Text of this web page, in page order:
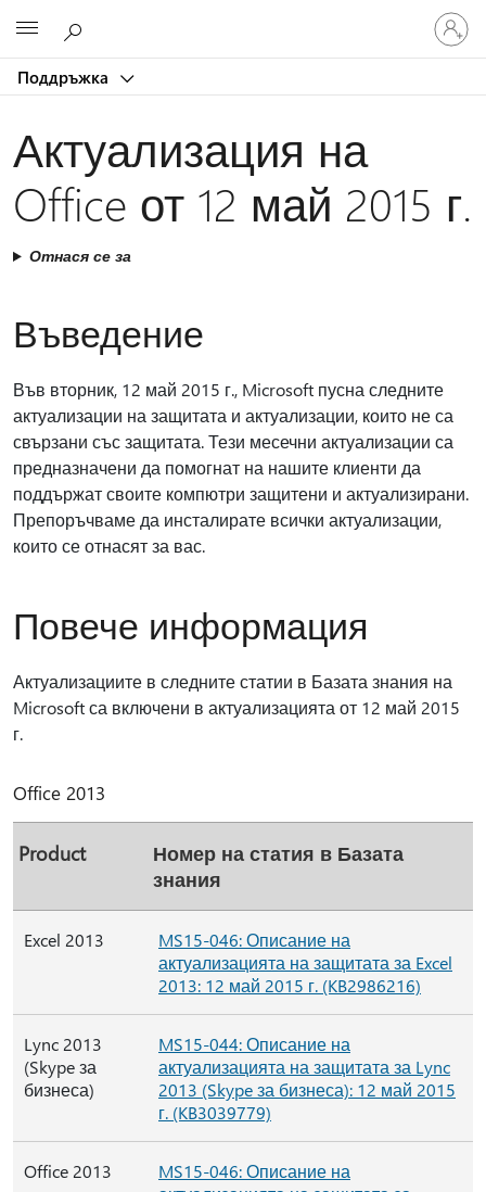
Поддръжка
Влезте
във
вашия
Актуализация на
Office от 12 май 2015 г.
Отнася се за
Въведение
Във вторник, 12 май 2015 г., Microsoft пусна следните
актуализации на защитата и актуализации, които не са
свързани със защитата. Тези месечни актуализации са
предназначени да помогнат на нашите клиенти да
поддържат своите компютри защитени и актуализирани.
Препоръчваме да инсталирате всички актуализации,
които се отнасят за вас.
Повече информация
Актуализациите в следните статии в Базата знания на
Microsoft са включени в актуализацията от 12 май 2015
г.
Office 2013
Product
Номер на статия в Базата
знания
Excel 2013
MS15-046: Описание на
актуализацията на защитата за Excel
2013: 12 май 2015 г. (KB2986216)
Lync 2013
(Skype за
бизнеса)
MS15-044: Описание на
актуализацията на защитата за Lync
2013 (Skype за бизнеса): 12 май 2015
г. (KB3039779)
Office 2013
MS15-046: Описание на